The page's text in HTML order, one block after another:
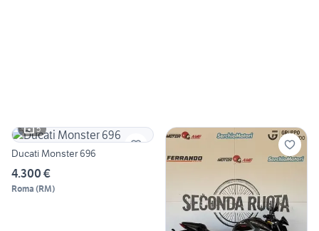
5
Ducati Monster 696
4.300 €
Roma (RM)